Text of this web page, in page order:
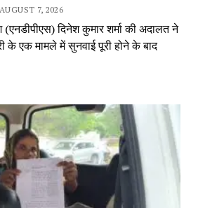
7, 2026
(एनडीपीएस) दिनेश कुमार शर्मा की अदालत ने
के एक मामले में सुनवाई पूरी होने के बाद